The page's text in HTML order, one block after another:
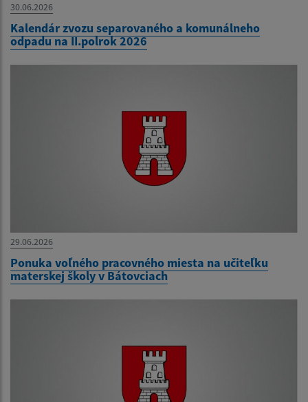
30.06.2026
Kalendár zvozu separovaného a komunálneho
odpadu na II.polrok 2026
29.06.2026
Ponuka voľného pracovného miesta na učiteľku
materskej školy v Bátovciach